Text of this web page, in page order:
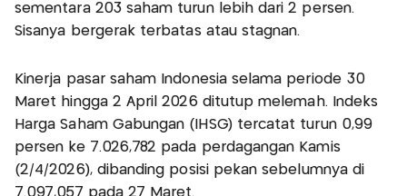
sementara 203 saham turun lebih dari 2 persen.
Sisanya bergerak terbatas atau stagnan.
Kinerja pasar saham Indonesia selama periode 30
Maret hingga 2 April 2026 ditutup melemah. Indeks
Harga Saham Gabungan (IHSG) tercatat turun 0,99
persen ke 7.026,782 pada perdagangan Kamis
(2/4/2026), dibanding posisi pekan sebelumnya di
7.097,057 pada 27 Maret.